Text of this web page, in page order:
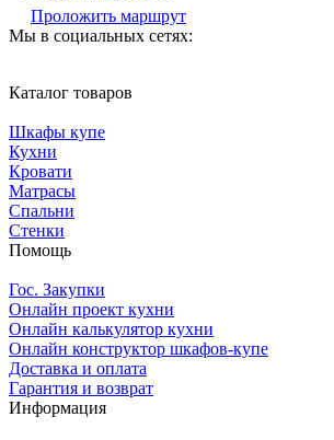
Проложить маршрут
Мы в социальных сетях:
Каталог товаров
Шкафы купе
Кухни
Кровати
Матрасы
Cпальни
Стенки
Помощь
Гос. Закупки
Онлайн проект кухни
Онлайн калькулятор кухни
Онлайн конструктор шкафов-купе
Доставка и оплата
Гарантия и возврат
Информация